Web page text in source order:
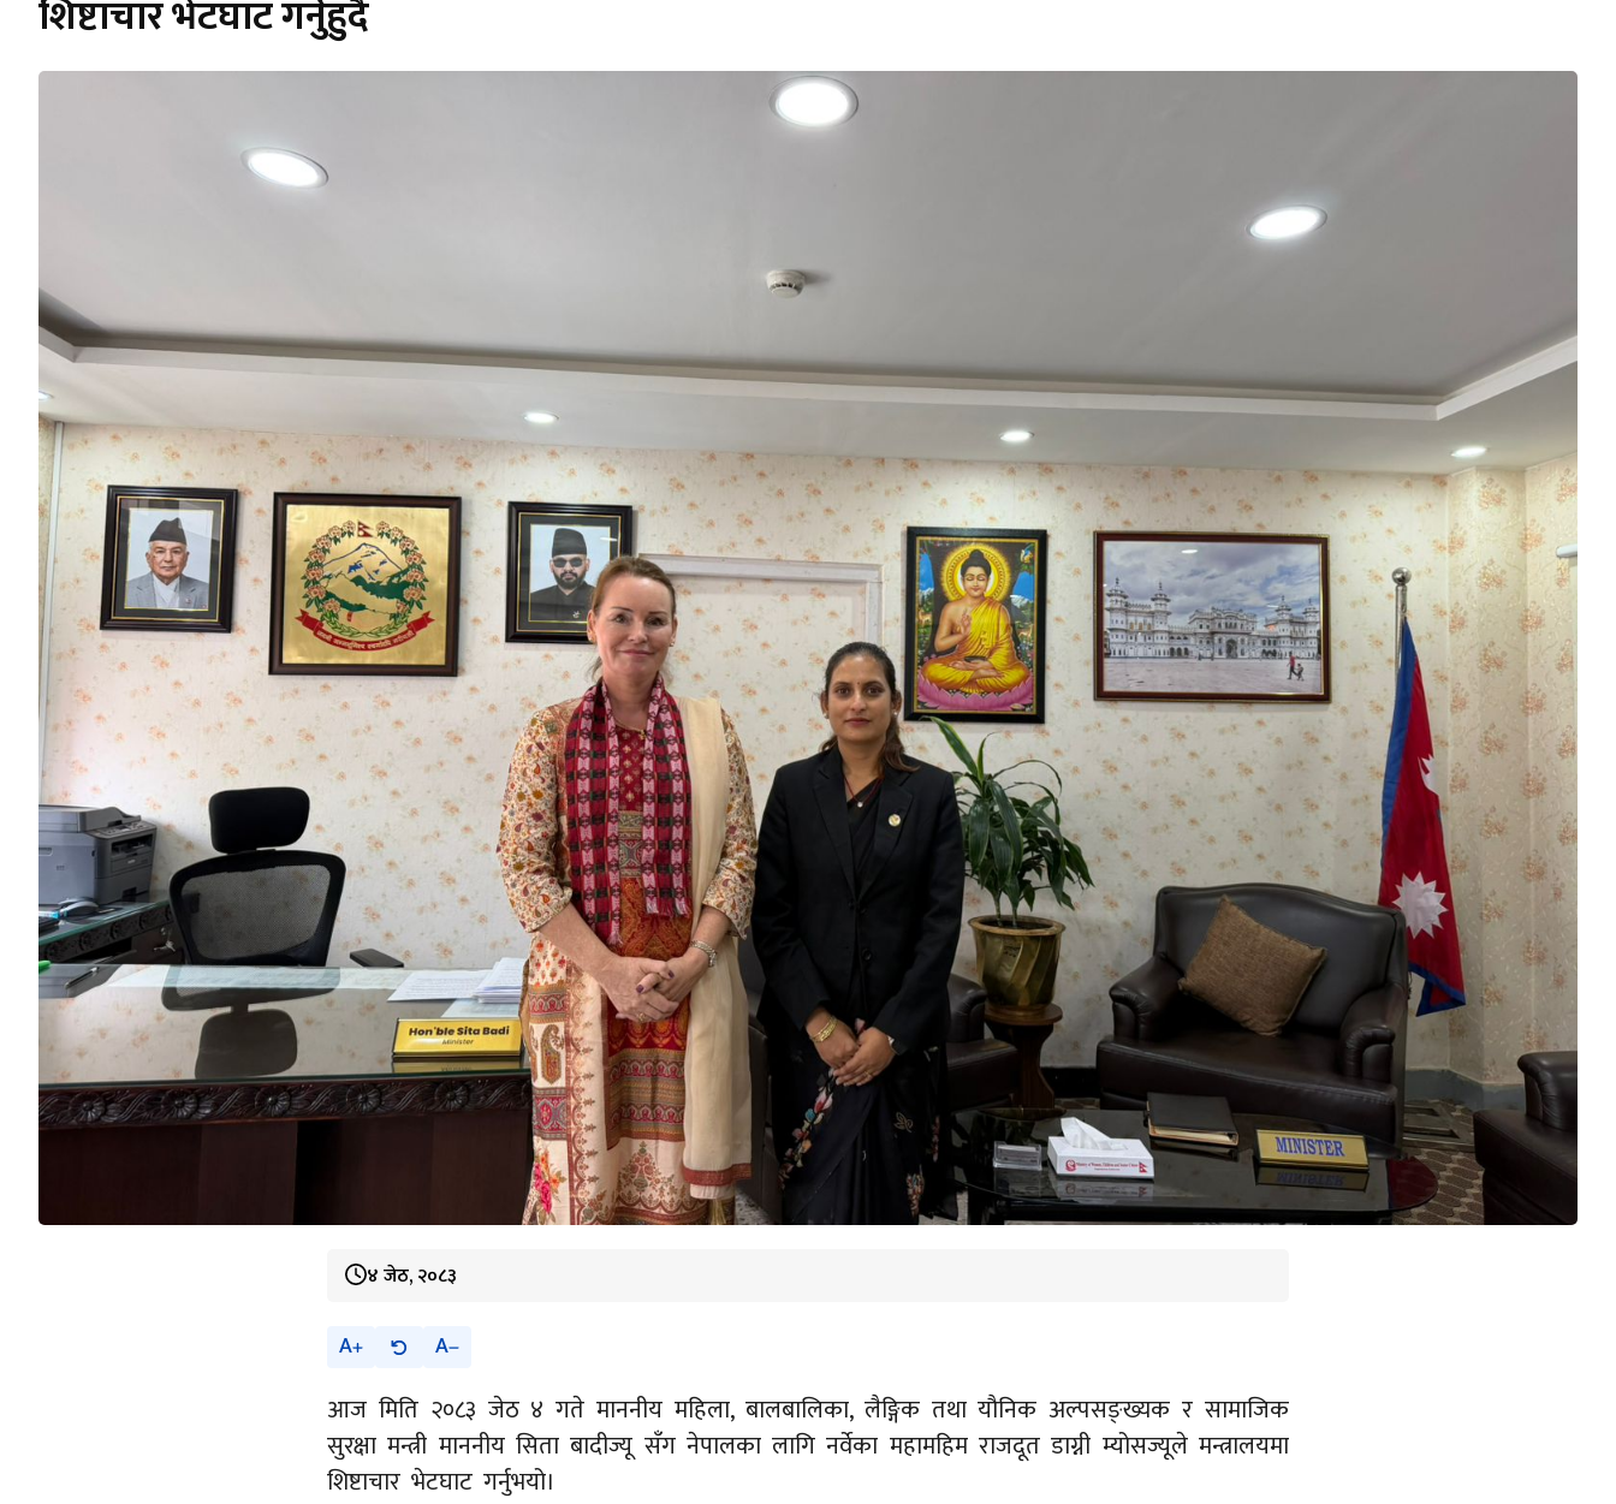
शिष्टाचार भेटघाट गर्नुहुदै
४ जेठ, २०८३
A A
आज मिति २०८३ जेठ ४ गते माननीय महिला, बालबालिका, लैङ्गिक तथा यौनिक अल्पसङ्ख्यक र सामाजिक
सुरक्षा मन्त्री माननीय सिता बादीज्यू सँग नेपालका लागि नर्वेका महामहिम राजदूत डाग्नी म्योसज्यूले मन्त्रालयमा
शिष्टाचार भेटघाट गर्नुभयो।